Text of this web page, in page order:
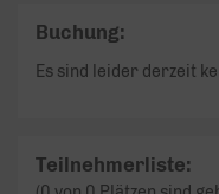
Buchung:
Es sind leider derzeit
Teilnehmerliste: